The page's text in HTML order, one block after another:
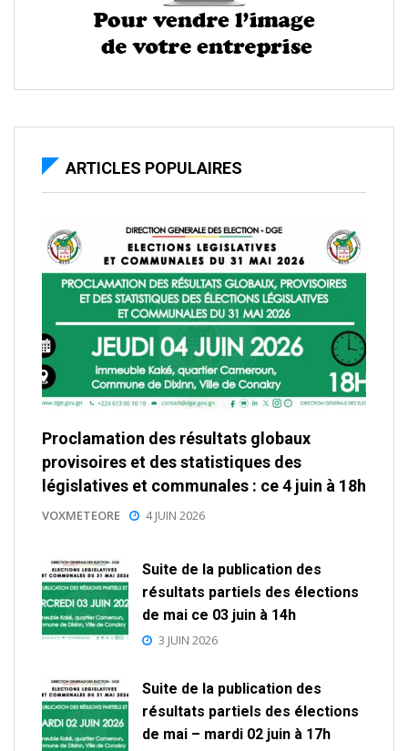
ARTICLES POPULAIRES
Proclamation des résultats globaux
provisoires et des statistiques des
législatives et communales : ce 4 juin à 18h
VOXMETEORE 4 JUIN 2026
Suite de la publication des
résultats partiels des élections
de mai ce 03 juin à 14h
3 JUIN 2026
Suite de la publication des
résultats partiels des élections
de mai – mardi 02 juin à 17h